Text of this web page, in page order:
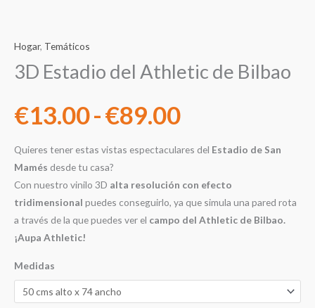
Hogar, Temáticos
3D Estadio del Athletic de Bilbao
€13.00-€89.00
Quieres tener estas vistas espectaculares del Estadio de San
Mamés desde tu casa?
Con nuestro vinilo 3D alta resolución con efecto
tridimensional puedes conseguirlo, ya que simula una pared rota
a través de la que puedes ver el campo del Athletic de Bilbao.
¡Aupa Athletic!
Medidas